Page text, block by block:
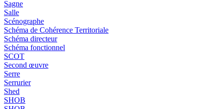
Sagne
Salle
Scénographe
Schéma de Cohérence Territoriale
Schéma directeur
Schéma fonctionnel
SCOT
Second œuvre
Serre
Serrurier
Shed
SHOB